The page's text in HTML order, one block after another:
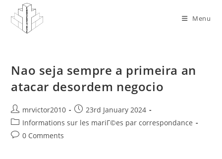
content
Menu
Nao seja sempre a primeira an
atacar desordem negocio
Post
author:
mrvictor2010
Post
published:
23rd January 2024
Post
category:
Informations sur les mariГ©es par correspondance
Post0 Comments